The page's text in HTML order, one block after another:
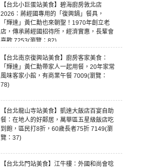
【台北小巨蛋站美食】碧海廚房敦北店
2026：蔣經國專用的「復興鍋」餐具，
「輝達」黃仁勳也來朝聖！1970年創立老
店，傳承蔣經國招待所，經濟實惠，長輩會
喜歡 7253(瀏覽：82)
【台北南京復興站美食】廚房客家美食：
「輝達」黃仁勳帶家人一起用餐，20年家常
風味客家小館，有商業午餐 7009(瀏覽：
78)
【台北龍山寺站美食】凱達大飯店百宴自助
餐：在地人的好鄰居，萬華區五星級飯店吃
到飽，區民打8折，60歲長者75折 7149(瀏
覽：37)
【台北北門站美食】江牛樓：外國和尚會唸